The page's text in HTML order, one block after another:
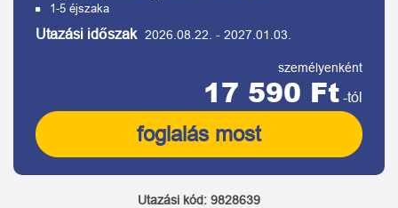
1-5 éjszaka
Utazási időszak 2026.08.22. - 2027.01.03.
személyenként
17 590 Ft -tól
foglalás most
Utazási kód: 9828639